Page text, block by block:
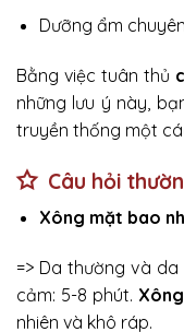
Dưỡng ẩm
Bằng việc tuân thủ
những lưu ý này,
truyền thống một
Câu hỏi
Xông mặt bao
=> Da thường và
cảm: 5-8 phút.
nhiên và khô ráp.